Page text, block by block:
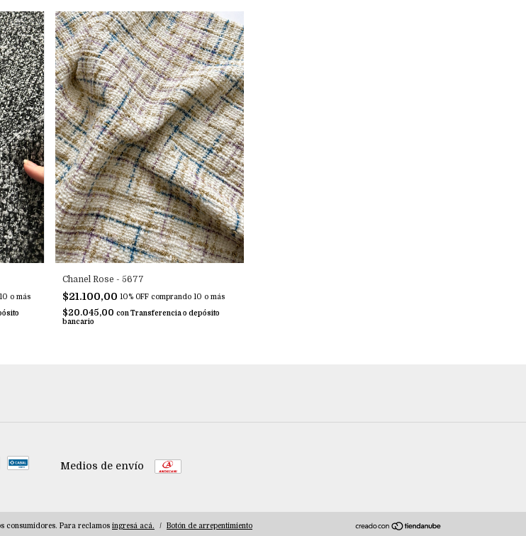
o más
Chanel Rose - 5677
$21.100,00 10% OFF comprando 10 o más
$20.045,00 con Transferencia o depósito
bancario
Medios de envío
consumidores. Para reclamos ingresá acá. / Botón de arrepentimiento